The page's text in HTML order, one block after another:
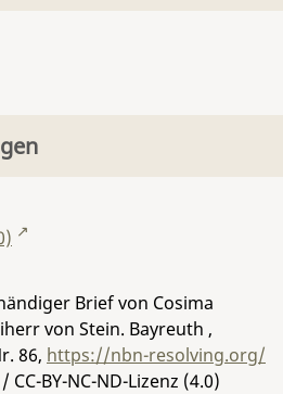
Brief von Cosima
von Stein. Bayreuth ,
86, https://nbn-resolving.org/
/ CC-BY-NC-ND-Lizenz (4.0)